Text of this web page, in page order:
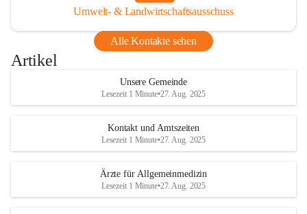
Umwelt- & Landwirtschaftsausschuss
Alle Kontakte sehen
Artikel
Unsere Gemeinde
Lesezeit 1 Minute•27. Aug. 2025
Kontakt und Amtszeiten
Lesezeit 1 Minute•27. Aug. 2025
Ärzte für Allgemeinmedizin
Lesezeit 1 Minute•27. Aug. 2025